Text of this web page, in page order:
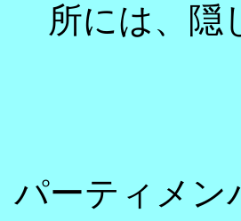
所には、
隠
パーティメン